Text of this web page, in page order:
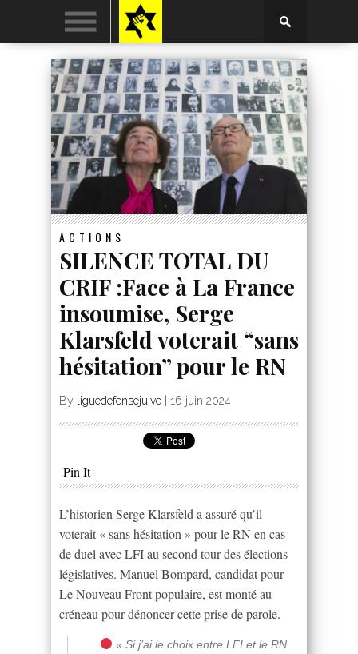
ACTIONS
SILENCE TOTAL DU
CRIF :Face à La France
insoumise, Serge
Klarsfeld voterait “sans
hésitation” pour le RN
By liguedefensejuive 16 juin 2024
Pin It
L’historien Serge Klarsfeld a assuré qu’il
voterait « sans hésitation » pour le RN en cas
de duel avec LFI au second tour des élections
législatives. Manuel Bompard, candidat pour
Le Nouveau Front populaire, est monté au
créneau pour dénoncer cette prise de parole.
« Si j’ai le choix entre LFI et le RN